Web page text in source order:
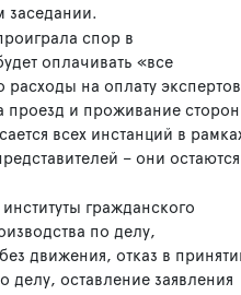
заседании.
спор в
оплачивать «все
на оплату
проезд и проживание
всех инстанций в
– они остаются
гражданского
по делу,
движения, отказ в
делу, оставление заявления